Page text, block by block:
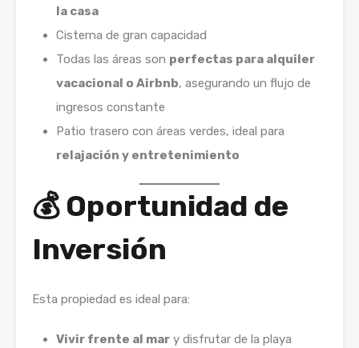
la casa
Cisterna de gran capacidad
Todas las áreas son perfectas para alquiler
vacacional o Airbnb, asegurando un flujo de
ingresos constante
Patio trasero con áreas verdes, ideal para
relajación y entretenimiento
💰 Oportunidad de
Inversión
Esta propiedad es ideal para:
Vivir frente al mar y disfrutar de la playa